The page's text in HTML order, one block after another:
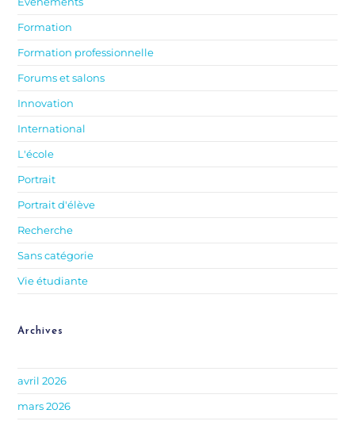
Formation
Formation professionnelle
Forums et salons
Innovation
International
L'école
Portrait
Portrait d'élève
Recherche
Sans catégorie
Vie étudiante
Archives
avril 2026
mars 2026